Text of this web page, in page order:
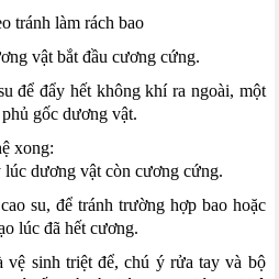
tránh làm rách bao
vật bắt đầu cương cứng.
để đẩy hết không khí ra ngoài, một
gốc dương vật.
xong:
lúc dương vật còn cương cứng.
su, để tránh trường hợp bao hoặc
lúc đã hết cương.
sinh triệt để, chú ý rửa tay và bộ